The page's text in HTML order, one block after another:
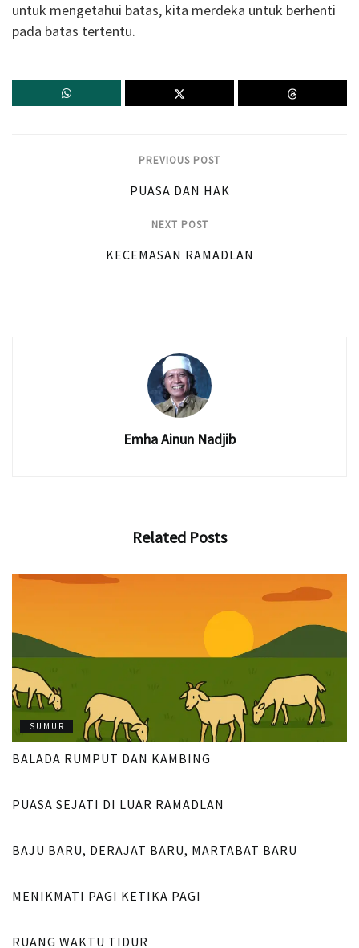
untuk mengetahui batas, kita merdeka untuk berhenti
pada batas tertentu.
PREVIOUS POST
PUASA DAN HAK
NEXT POST
KECEMASAN RAMADLAN
Emha Ainun Nadjib
Related Posts
SUMUR
BALADA RUMPUT DAN KAMBING
PUASA SEJATI DI LUAR RAMADLAN
BAJU BARU, DERAJAT BARU, MARTABAT BARU
MENIKMATI PAGI KETIKA PAGI
RUANG WAKTU TIDUR